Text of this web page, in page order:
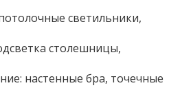
светильники,
столешницы,
настенные бра, точечные